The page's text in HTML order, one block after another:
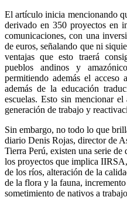
El artículo inicia mencionando
derivado en 350 proyectos en
comunicaciones, con una
de euros, señalando que ni
ventajas que esto traerá
pueblos andinos y
permitiendo además el acceso
además de la educación
escuelas. Esto sin mencionar
generación de trabajo y
Sin embargo, no todo lo que
diario Denis Rojas, director de
Tierra Perú, existen una serie de
los proyectos que implica
de los ríos, alteración de la
de la flora y la fauna,
sometimiento de nativos a